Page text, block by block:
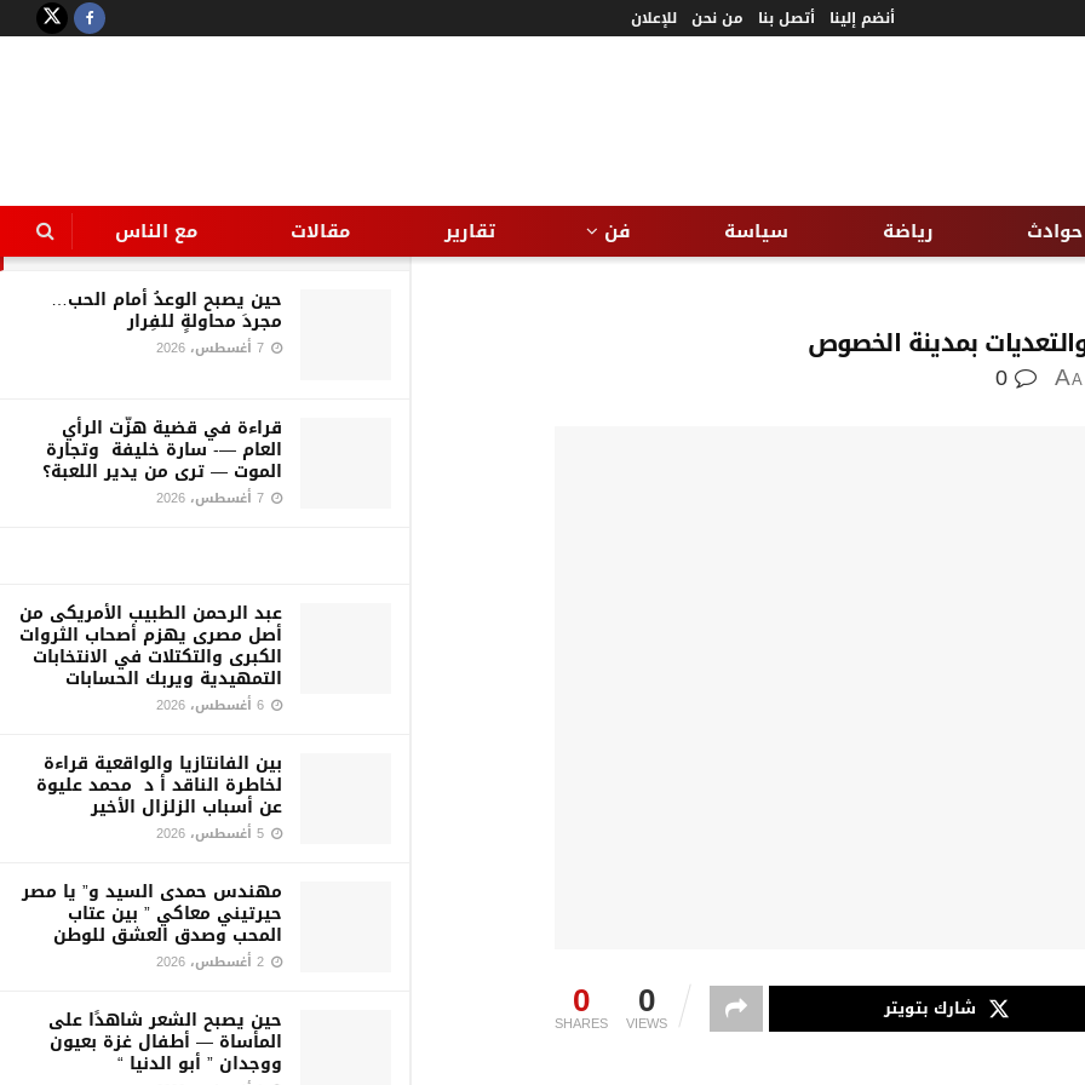
LATEST
الخصوص
حين يصبح الوعدُ أمام الحب…
مجردَ محاولةٍ للفِرار
قراءة في قضية هزّت الرأي
العام —- سارة خليفة وتجارة
الموت — ترى من يدير اللعبة؟
عبد الرحمن الطبيب الأمريكى من
أصل مصرى يهزم أصحاب الثروات
الكبرى والتكتلات في الانتخابات
التمهيدية ويربك الحسابات
بين الفانتازيا والواقعية قراءة
لخاطرة الناقد أ د محمد عليوة
عن أسباب الزلزال الأخير
مهندس حمدى السيد و” يا مصر
حيرتيني معاكي ” بين عتاب
المحب وصدق العشق للوطن
حين يصبح الشعر شاهدًا على
المأساة — أطفال غزة بعيون
ووجدان ” أبو الدنيا “
أنضم إلينا أتصل بنا من نحن للإعلان
حوادث رياضة سياسة فن تقارير مقالات مع الناس
بمدينة الخصوص
A
A
0
SHARES 0
VIEWS
شارك بتويتر